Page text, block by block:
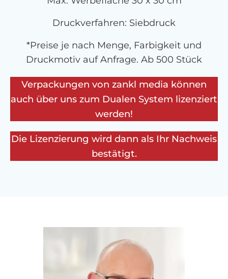
Druckverfahren: Siebdruck
*Preise je nach Menge, Farbigkeit und
Druckmotiv auf Anfrage. Ab 500 Stück
Verpackungen von zankl media können
auch über uns zum Dualen System lizenziert
werden!
Die Lizenzierung wird dann als Ihr Nachweis
bestätigt.